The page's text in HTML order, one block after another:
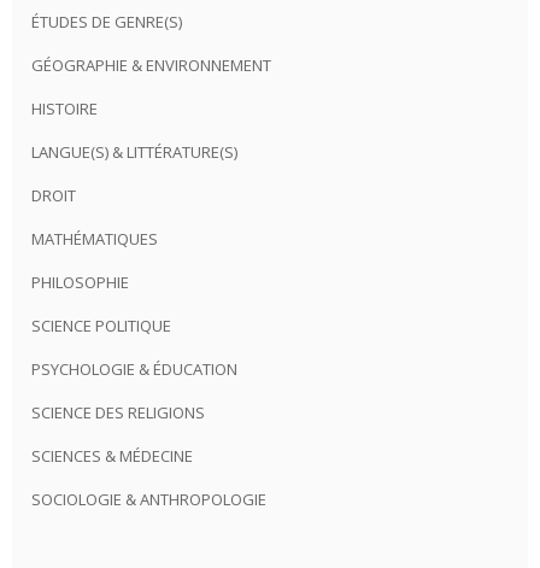
ÉTUDES DE GENRE(S)
GÉOGRAPHIE & ENVIRONNEMENT
HISTOIRE
LANGUE(S) & LITTÉRATURE(S)
DROIT
MATHÉMATIQUES
PHILOSOPHIE
SCIENCE POLITIQUE
PSYCHOLOGIE & ÉDUCATION
SCIENCE DES RELIGIONS
SCIENCES & MÉDECINE
SOCIOLOGIE & ANTHROPOLOGIE